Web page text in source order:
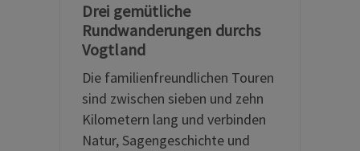
Drei gemütliche
Rundwanderungen durchs
Vogtland
Die familienfreundlichen Touren
sind zwischen sieben und zehn
Kilometern lang und verbinden
Natur, Sagengeschichte und